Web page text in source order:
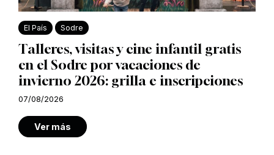
El País Sodre
Talleres, visitas y cine infantil gratis
en el Sodre por vacaciones de
invierno 2026: grilla e inscripciones
07/08/2026
Ver más